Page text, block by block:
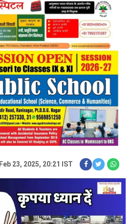
Feb 23, 2025, 20:21 IST